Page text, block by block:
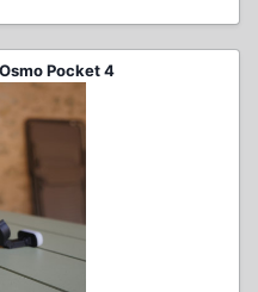
Pocket 4